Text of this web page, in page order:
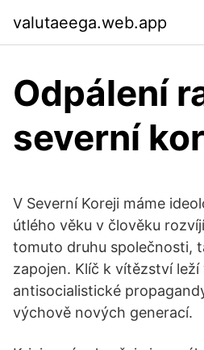
valutaeega.web.app
Odpálení
severní
V Severní Koreji máme
útlého věku v člověku
tomuto druhu společnosti,
zapojen. Klíč k vítězství
antisocialistické
výchově nových generací.